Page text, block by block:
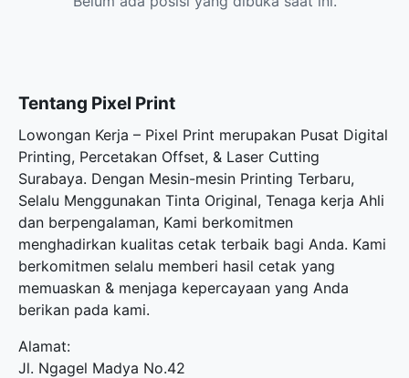
Tentang Pixel Print
Lowongan Kerja – Pixel Print merupakan Pusat Digital
Printing, Percetakan Offset, & Laser Cutting
Surabaya. Dengan Mesin-mesin Printing Terbaru,
Selalu Menggunakan Tinta Original, Tenaga kerja Ahli
dan berpengalaman, Kami berkomitmen
menghadirkan kualitas cetak terbaik bagi Anda. Kami
berkomitmen selalu memberi hasil cetak yang
memuaskan & menjaga kepercayaan yang Anda
berikan pada kami.
Alamat:
Jl. Ngagel Madya No.42